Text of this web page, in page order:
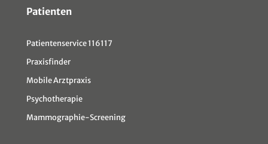
Patienten
Patientenservice 116117
Praxisfinder
Mobile Arztpraxis
Psychotherapie
Mammographie-Screening